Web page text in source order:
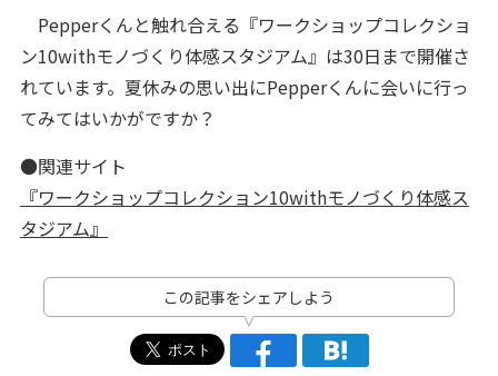
Pepperくんと触れ合える『ワークショップコレクショ
ン10withモノづくり体感スタジアム』は30日まで開催さ
れています。夏休みの思い出にPepperくんに会いに行っ
てみてはいかがですか？
●関連サイト
『ワークショップコレクション10withモノづくり体感ス
タジアム』
この記事をシェアしよう